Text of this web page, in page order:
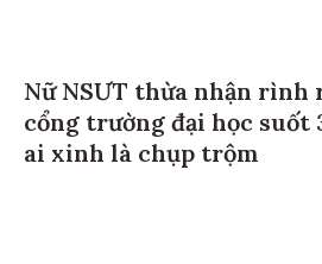
Nữ NSƯT thừa nhận rình
cổng trường đại học suốt
ai xinh là chụp trộm